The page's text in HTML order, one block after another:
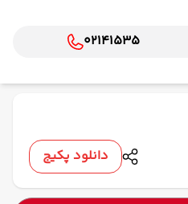
02141535
دانلود پکیج